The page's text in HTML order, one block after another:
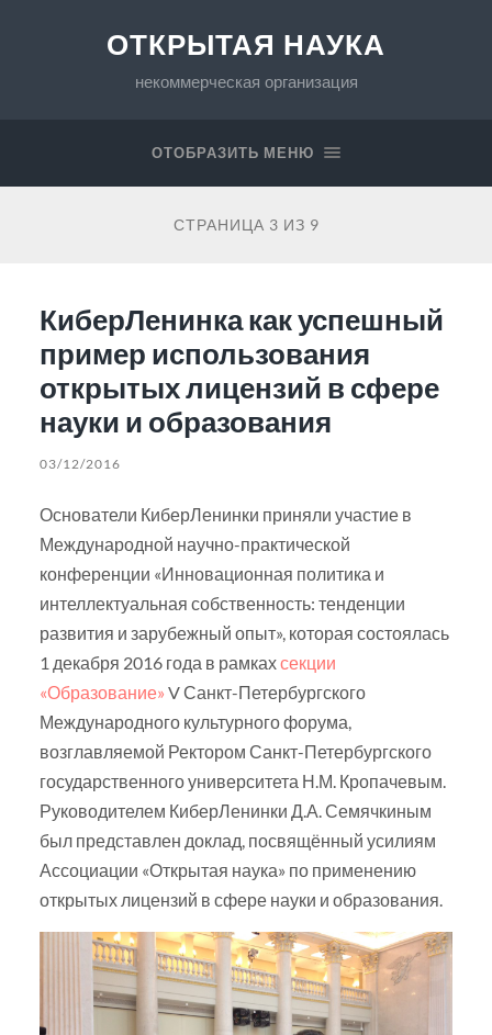
ОТКРЫТАЯ НАУКА
некоммерческая организация
ОТОБРАЗИТЬ МЕНЮ
СТРАНИЦА 3 ИЗ 9
КиберЛенинка как успешный
пример использования
открытых лицензий в сфере
науки и образования
03/12/2016
Основатели КиберЛенинки приняли участие в
Международной научно-практической
конференции «Инновационная политика и
интеллектуальная собственность: тенденции
развития и зарубежный опыт», которая состоялась
1 декабря 2016 года в рамкахсекции
«Образование» V Санкт-Петербургского
Международного культурного форума,
возглавляемой Ректором Санкт-Петербургского
государственного университета Н.М. Кропачевым.
Руководителем КиберЛенинки Д.А. Семячкиным
был представлен доклад, посвящённый усилиям
Ассоциации «Открытая наука» по применению
открытых лицензий в сфере науки и образования.